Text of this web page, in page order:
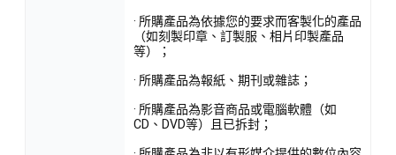
· 所購產品為依據您的要求而客製化的產品
（如刻製印章、訂製服、相片印製產品
等）；
· 所購產品為報紙、期刊或雜誌；
· 所購產品為影音商品或電腦軟體（如
CD、DVD等）且已拆封；